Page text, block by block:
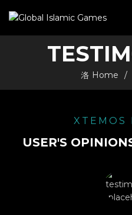
Home
XTEMOS
USER'S